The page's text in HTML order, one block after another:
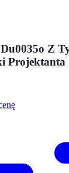
Z
Projektanta